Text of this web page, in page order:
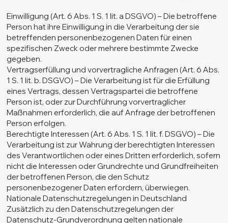
Einwilligung (Art. 6 Abs. 1 S. 1 lit. a DSGVO) – Die betroffene
Person hat ihre Einwilligung in die Verarbeitung der sie
betreffenden personenbezogenen Daten für einen
spezifischen Zweck oder mehrere bestimmte Zwecke
gegeben.
Vertragserfüllung und vorvertragliche Anfragen (Art. 6 Abs.
1 S. 1 lit. b. DSGVO) – Die Verarbeitung ist für die Erfüllung
eines Vertrags, dessen Vertragspartei die betroffene
Person ist, oder zur Durchführung vorvertraglicher
Maßnahmen erforderlich, die auf Anfrage der betroffenen
Person erfolgen.
Berechtigte Interessen (Art. 6 Abs. 1 S. 1 lit. f. DSGVO) – Die
Verarbeitung ist zur Wahrung der berechtigten Interessen
des Verantwortlichen oder eines Dritten erforderlich, sofern
nicht die Interessen oder Grundrechte und Grundfreiheiten
der betroffenen Person, die den Schutz
personenbezogener Daten erfordern, überwiegen.
Nationale Datenschutzregelungen in Deutschland
Zusätzlich zu den Datenschutzregelungen der
Datenschutz-Grundverordnung gelten nationale